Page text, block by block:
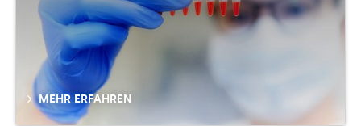
MEHR ERFAHREN